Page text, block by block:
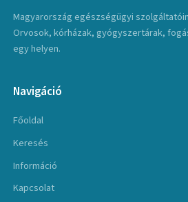
Magyarország egészségügyi
Orvosok, kórházak, gyógyszertárak,
egy helyen.
Navigáció
Főoldal
Keresés
Információ
Kapcsolat